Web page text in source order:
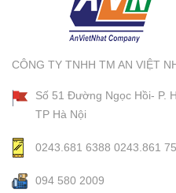
CÔNG TY TNHH TM AN VIỆT
Số 51 Đường Ngọc Hồi- P.
TP Hà Nội
0243.681 6388 0243.861
094 580 2009